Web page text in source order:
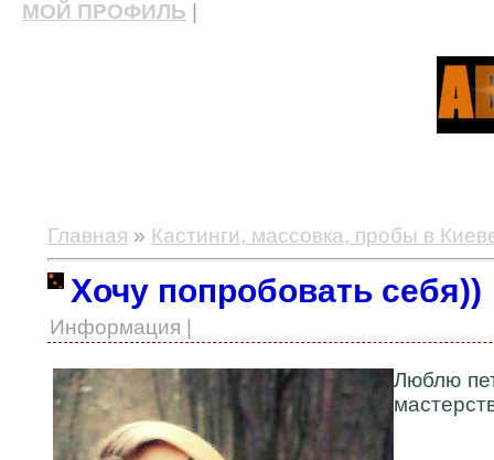
МОЙ ПРОФИЛЬ
Главная » Кастинги, массовка, пробы в
Хочу попробовать себя))
Информация |
Люблю